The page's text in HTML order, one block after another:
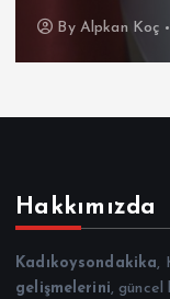
By Alpkan Koç
Hakkımızda
Kadıkoysondakika,
gelişmelerini, güncel